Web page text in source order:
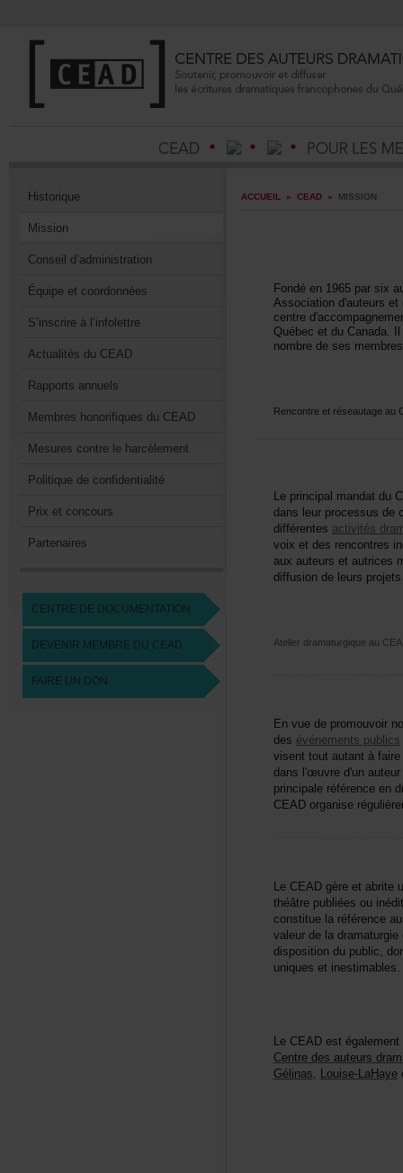
Historique
Mission
Conseild’administration
Équipeetcoordonnées
S’inscrireàl’infolettre
ActualitésduCEAD
Rapportsannuels
MembreshonorifiquesduCEAD
Mesurescontreleharcèlement
Politiquedeconfidentialité
Prixetconcours
Partenaires
CENTREDEDOCUMENTATION
DEVENIRMEMBREDUCEAD
FAIREUNDON
ACCUEIL » CEAD» MISSION
différentes
des événementspublics
uniquesetinestimables.
Gélinas, Louise-LaHaye